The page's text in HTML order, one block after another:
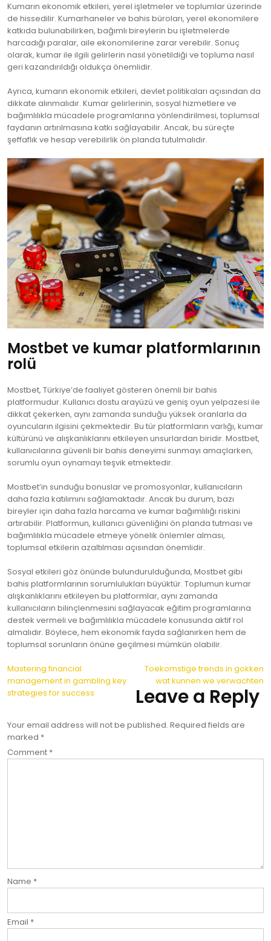
Kumarın ekonomik etkileri, yerel işletmeler ve toplumlar üzerinde
de hissedilir. Kumarhaneler ve bahis büroları, yerel ekonomilere
katkıda bulunabilirken, bağımlı bireylerin bu işletmelerde
harcadığı paralar, aile ekonomilerine zarar verebilir. Sonuç
olarak, kumar ile ilgili gelirlerin nasıl yönetildiği ve topluma nasıl
geri kazandırıldığı oldukça önemlidir.
Ayrıca, kumarın ekonomik etkileri, devlet politikaları açısından da
dikkate alınmalıdır. Kumar gelirlerinin, sosyal hizmetlere ve
bağımlılıkla mücadele programlarına yönlendirilmesi, toplumsal
faydanın artırılmasına katkı sağlayabilir. Ancak, bu süreçte
şeffaflık ve hesap verebilirlik ön planda tutulmalıdır.
Mostbet ve kumar platformlarının
rolü
Mostbet, Türkiye’de faaliyet gösteren önemli bir bahis
platformudur. Kullanıcı dostu arayüzü ve geniş oyun yelpazesi ile
dikkat çekerken, aynı zamanda sunduğu yüksek oranlarla da
oyuncuların ilgisini çekmektedir. Bu tür platformların varlığı, kumar
kültürünü ve alışkanlıklarını etkileyen unsurlardan biridir. Mostbet,
kullanıcılarına güvenli bir bahis deneyimi sunmayı amaçlarken,
sorumlu oyun oynamayı teşvik etmektedir.
Mostbet’in sunduğu bonuslar ve promosyonlar, kullanıcıların
daha fazla katılımını sağlamaktadır. Ancak bu durum, bazı
bireyler için daha fazla harcama ve kumar bağımlılığı riskini
artırabilir. Platformun, kullanıcı güvenliğini ön planda tutması ve
bağımlılıkla mücadele etmeye yönelik önlemler alması,
toplumsal etkilerin azaltılması açısından önemlidir.
Sosyal etkileri göz önünde bulundurulduğunda, Mostbet gibi
bahis platformlarının sorumlulukları büyüktür. Toplumun kumar
alışkanlıklarını etkileyen bu platformlar, aynı zamanda
kullanıcıların bilinçlenmesini sağlayacak eğitim programlarına
destek vermeli ve bağımlılıkla mücadele konusunda aktif rol
almalıdır. Böylece, hem ekonomik fayda sağlanırken hem de
toplumsal sorunların önüne geçilmesi mümkün olabilir.
Post
navigation
Mastering financial
management in gambling key
strategies for success
Toekomstige trends in gokken
wat kunnen we verwachten
Leave a Reply
Your email address will not be published. Required fields are
marked *
Comment *
Name *
Email *